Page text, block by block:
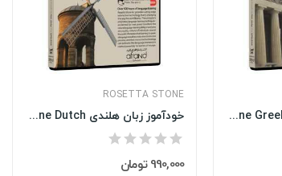
خودآموز زبان یونانی Rosetta Stone Greek
ROSETTA STONE
خودآموز زبان هلندی Rosetta Stone Dutch
990,000 تومان